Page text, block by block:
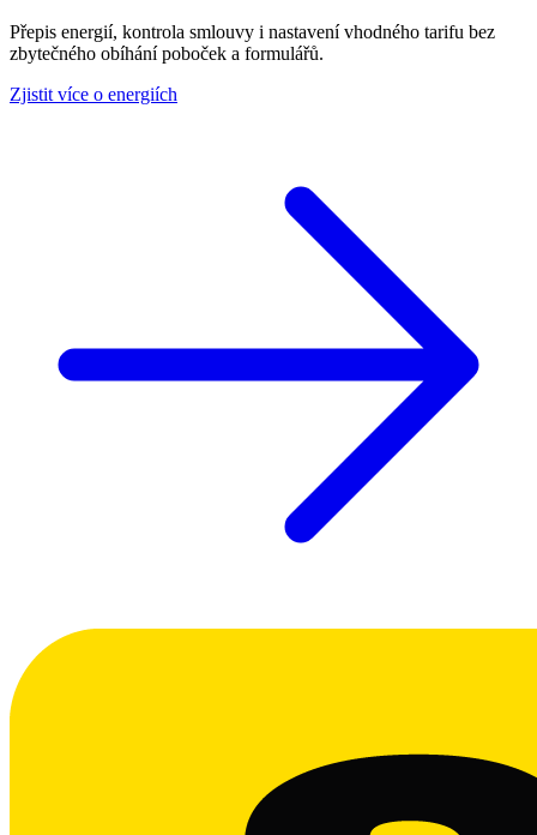
Přepis energií, kontrola smlouvy i nastavení vhodného tarifu bez
zbytečného obíhání poboček a formulářů.
Zjistit více o energiích